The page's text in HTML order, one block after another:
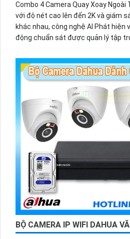
Combo 4 Camera Quay Xoay Ngoài
với độ nét cao lên đến 2K và giám
khác nhau, công nghệ AI Phát hiện
động chuẩn sát được quản lý tập
BỘ CAMERA IP WIFI DAHUA